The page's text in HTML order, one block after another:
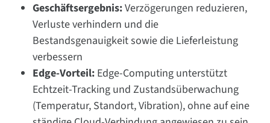
Geschäftsergebnis:Verzögerungen reduzieren,
Verluste verhindern und die
Bestandsgenauigkeit sowie die Lieferleistung
verbessern
Edge-Vorteil: Edge-Computing unterstützt
Echtzeit-Tracking und Zustandsüberwachung
(Temperatur, Standort, Vibration), ohne auf eine